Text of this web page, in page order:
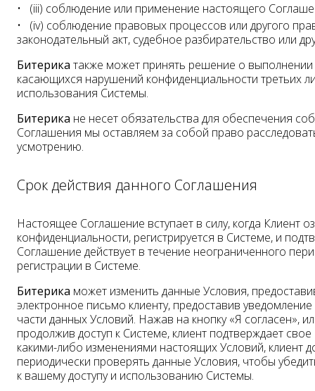
(iii) соблюдение или применение настоящего
(iv) соблюдение правовых процессов или другого
законодательный акт, судебное разбирательство или
Битерика также может принять решение о
касающихся нарушений конфиденциальности третьих
использования Системы.
Битерика не несет обязательства для обеспечения
Соглашения мы оставляем за собой право
усмотрению.
Срок действия данного Соглашения
Настоящее Соглашение вступает в силу, когда Клиент
конфиденциальности, регистрируется в Системе, и
Соглашение действует в течение неограниченного
регистрации в Системе.
Битерика может изменить данные Условия,
электронное письмо клиенту, предоставив
части данных Условий. Нажав на кнопку «Я согласен»,
продолжив доступ к Системе, клиент подтверждает
какими-либо изменениями настоящих Условий, клиент
периодически проверять данные Условия, чтобы
к вашему доступу и использованию Системы.